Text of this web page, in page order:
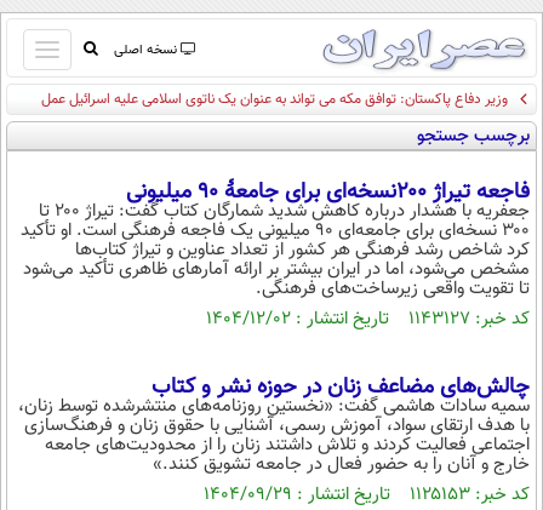
نسخه اصلی
باز
و
بسته
کردن
صفحه اول
جستجو
نظرسنجی
آب و هوا
اوقات شرعی
پیوند ها
سیاسی
اقتصاد
اقتصادی
جامعه
وزیر دفاع پاکستان: توافق مکه می تواند به عنوان یک ناتوی اسلامی علیه اسرائیل عمل
کند/ دیگر کشورهای اسلامی هم می توانند به آن بپیوندند
برچسب جستجو
فاجعه تیراژ ۲۰۰نسخه‌ای برای جامعۀ ۹۰ میلیونی
جعفریه با هشدار درباره کاهش شدید شمارگان کتاب گفت: تیراژ ۲۰۰ تا
۳۰۰ نسخه‌ای برای جامعه‌ای ۹۰ میلیونی یک فاجعه فرهنگی است. او تأکید
کرد شاخص رشد فرهنگی هر کشور از تعداد عناوین و تیراژ کتاب‌ها
مشخص می‌شود، اما در ایران بیشتر بر ارائه آمارهای ظاهری تأکید می‌شود
تا تقویت واقعی زیرساخت‌های فرهنگی.
کد خبر: ۱۱۴۳۱۲۷ تاریخ انتشار : ۱۴۰۴/۱۲/۰۲
چالش‌های مضاعف زنان در حوزه نشر و کتاب
سمیه سادات هاشمی گفت: «نخستین روزنامه‌های منتشرشده توسط زنان،
با هدف ارتقای سواد، آموزش رسمی، آشنایی با حقوق زنان و فرهنگ‌سازی
اجتماعی فعالیت کردند و تلاش داشتند زنان را از محدودیت‌های جامعه
خارج و آنان را به حضور فعال در جامعه تشویق کنند.»
کد خبر: ۱۱۲۵۱۵۳ تاریخ انتشار : ۱۴۰۴/۰۹/۲۹